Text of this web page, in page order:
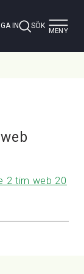
IN SÖK Toggle
MENY
2 tim web 20